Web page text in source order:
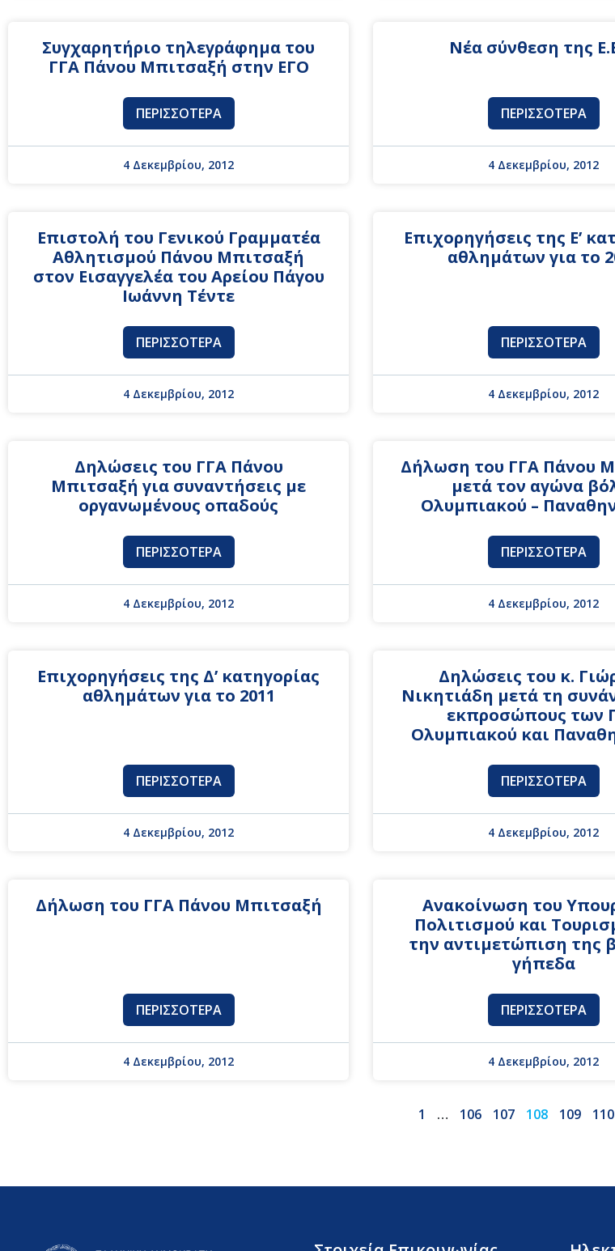
Συγχαρητήριο τηλεγράφημα του
ΓΓΑ Πάνου Μπιτσαξή στην ΕΓΟ
ΠΕΡΙΣΣΌΤΕΡΑ
4 Δεκεμβρίου, 2012
Νέα σύνθεση της
ΠΕΡΙΣΣΌΤΕΡΑ
4 Δεκεμβρίου, 2012
Επιστολή του Γενικού Γραμματέα
Αθλητισμού Πάνου Μπιτσαξή
στον Εισαγγελέα του Αρείου Πάγου
Ιωάννη Τέντε
ΠΕΡΙΣΣΌΤΕΡΑ
4 Δεκεμβρίου, 2012
Επιχορηγήσεις της Ε’
αθλημάτων για το
ΠΕΡΙΣΣΌΤΕΡΑ
4 Δεκεμβρίου, 2012
Δηλώσεις του ΓΓΑ Πάνου
Μπιτσαξή για συναντήσεις με
οργανωμένους οπαδούς
ΠΕΡΙΣΣΌΤΕΡΑ
4 Δεκεμβρίου, 2012
Δήλωση του ΓΓΑ Πάνου
μετά τον αγώνα
Ολυμπιακού –
ΠΕΡΙΣΣΌΤΕΡΑ
4 Δεκεμβρίου, 2012
Επιχορηγήσεις της Δ’ κατηγορίας
αθλημάτων για το 2011
ΠΕΡΙΣΣΌΤΕΡΑ
4 Δεκεμβρίου, 2012
Δηλώσεις του κ.
Νικητιάδη μετά τη
εκπροσώπους των
Ολυμπιακού και
ΠΕΡΙΣΣΌΤΕΡΑ
4 Δεκεμβρίου, 2012
Δήλωση του ΓΓΑ Πάνου Μπιτσαξή
ΠΕΡΙΣΣΌΤΕΡΑ
4 Δεκεμβρίου, 2012
Ανακοίνωση του
Πολιτισμού και
την αντιμετώπιση της
γήπεδα
ΠΕΡΙΣΣΌΤΕΡΑ
4 Δεκεμβρίου, 2012
1 … 106 107 108 109 110